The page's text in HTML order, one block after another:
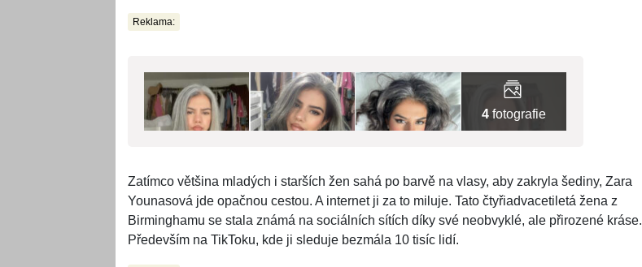
Reklama:
4 fotografie
Zatímco většina mladých i starších žen sahá po barvě na vlasy, aby zakryla šediny, Zara
Younasová jde opačnou cestou. A internet ji za to miluje. Tato čtyřiadvacetiletá žena z
Birminghamu se stala známá na sociálních sítích díky své neobvyklé, ale přirozené kráse.
Především na TikToku, kde ji sleduje bezmála 10 tisíc lidí.